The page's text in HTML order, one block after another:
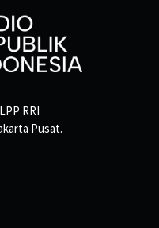
RRI
Pusat.